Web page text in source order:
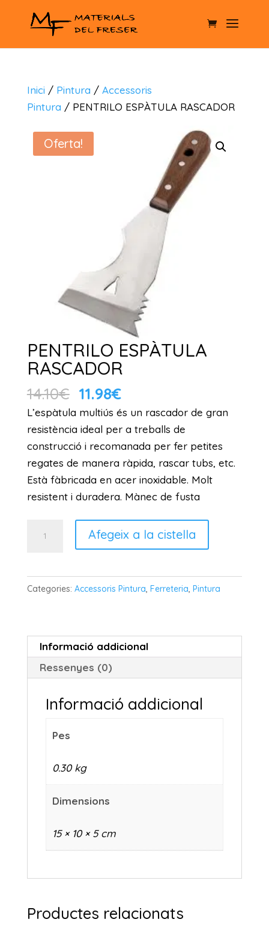
Inici / Pintura / Accessoris
Pintura / PENTRILO ESPÀTULA RASCADOR
Oferta!
PENTRILO ESPÀTULA
RASCADOR
14.10€ El
preu
original
era:
14.10€.
11.98€El
preu
actual
és:
11.98€.
L’espàtula multiús és un rascador de gran
resistència ideal per a treballs de
construcció i recomanada per fer petites
regates de manera ràpida, rascar tubs, etc.
Està fàbricada en acer inoxidable. Molt
resistent i duradera. Mànec de fusta
ESPÀTULA
RASCADOR
Afegeix a la cistella
Categories: Accessoris Pintura, Ferreteria, Pintura
Informació addicional
Ressenyes (0)
Informació addicional
Pes
0.30 kg
Dimensions
15 × 10 × 5 cm
Productes relacionats